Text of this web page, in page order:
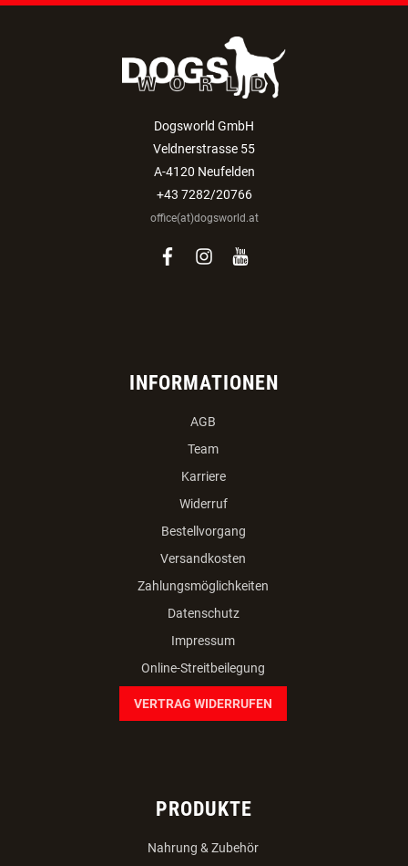
Dogsworld GmbH
Veldnerstrasse 55
A-4120 Neufelden
+43 7282/20766
office(at)dogsworld.at
facebook
instagram
youtube
INFORMATIONEN
AGB
Team
Karriere
Widerruf
Bestellvorgang
Versandkosten
Zahlungsmöglichkeiten
Datenschutz
Impressum
Online-Streitbeilegung
VERTRAG WIDERRUFEN
PRODUKTE
Nahrung & Zubehör